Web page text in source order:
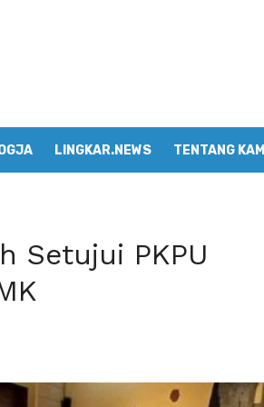
LINGKAR.NEWS TENTANG KAMI
Setujui PKPU